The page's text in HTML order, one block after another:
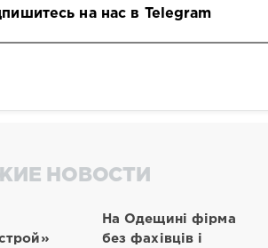
на нас в Telegram
НОВОСТИ
На Одещині фірма
без фахівців і